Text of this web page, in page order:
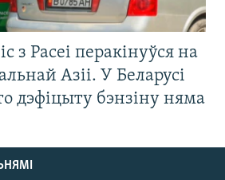
з Расеі перакінуўся на
Азіі. У Беларусі
дэфіцыту бэнзіну няма